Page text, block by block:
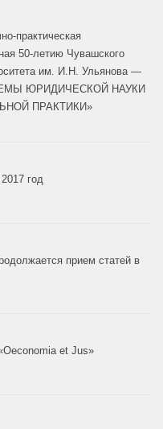
практическая
50-летию Чувашского
им. И.Н. Ульянова —
ЮРИДИЧЕСКОЙ НАУКИ
ПРАКТИКИ»
год
прием статей в
et Jus»